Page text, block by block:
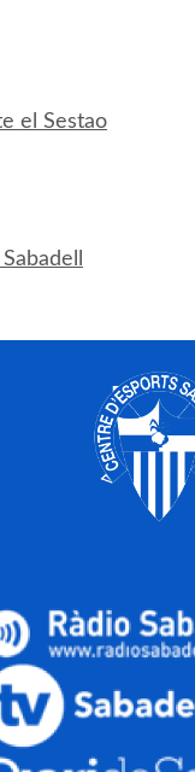
el Sestao